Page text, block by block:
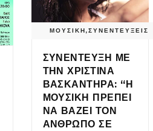
ΜΟΥΣΙΚΗ,ΣΥΝΕΝΤΕΥΞΕΙΣ
ΣΥΝΕΝΤΕΥΞΗ ΜΕ
ΤΗΝ ΧΡΙΣΤΙΝΑ
ΒΑΣΚΑΝΤΗΡΑ: “Η
ΜΟΥΣΙΚΗ ΠΡΕΠΕΙ
ΝΑ ΒΑΖΕΙ ΤΟΝ
ΑΝΘΡΩΠΟ ΣΕ